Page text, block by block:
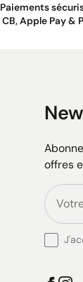
Paiements
CB, Apple Pay &
offres